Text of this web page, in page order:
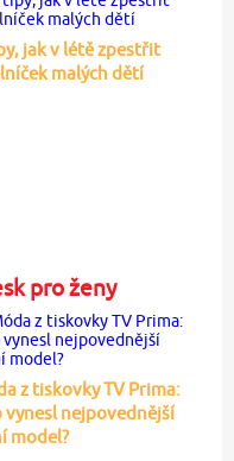
jak v létě zpestřit
malých dětí
pro ženy
z tiskovky TV Prima:
vynesl nejpovednější
model?